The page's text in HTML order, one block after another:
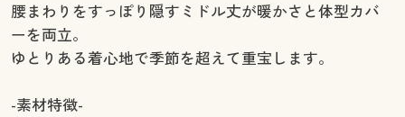
腰まわりをすっぽり隠すミドル丈が暖かさと体型カバ
ーを両立。
ゆとりある着心地で季節を超えて重宝します。
-素材特徴-